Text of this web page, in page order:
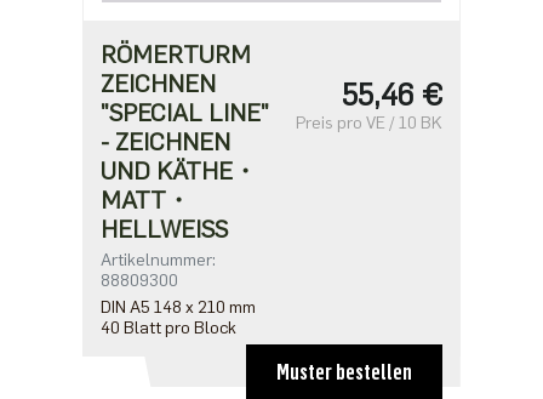
RÖMERTURM
ZEICHNEN
"SPECIAL LINE"
- ZEICHNEN
UND KÄTHE・
MATT・
HELLWEISS
Artikelnummer:
88809300
DIN A5 148 x 210 mm
40 Blatt pro Block
55,46 €
Preis pro VE / 10 BK
Muster bestellen